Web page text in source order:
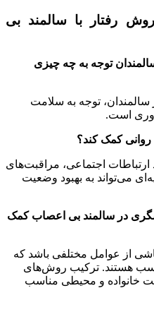
رفتار با سالمند بی
توجه به چه چیزی
توجه به سلامت
است.
کمک کند؟
ارتباطات اجتماعی، مراقبت‌های
می‌تواند به بهبود وضعیت
در سالمند بی اعصاب کمک
از عوامل مختلفی باشد که
هستند. ترکیب روش‌های
خانواده و محیطی مناسب